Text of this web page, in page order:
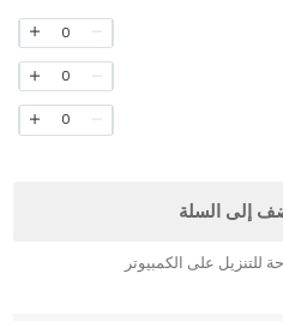
0
0
0
إلى السلة
للتنزيل على الكمبيوتر